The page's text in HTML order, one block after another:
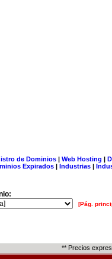
de Dominios| Web Hosting |
Expirados | Industrias |
[Pág.
** Precios